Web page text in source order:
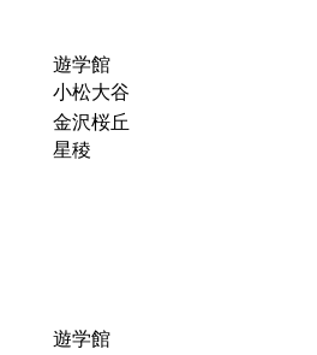
遊学館
小松大谷
金沢桜丘
星稜
遊学館